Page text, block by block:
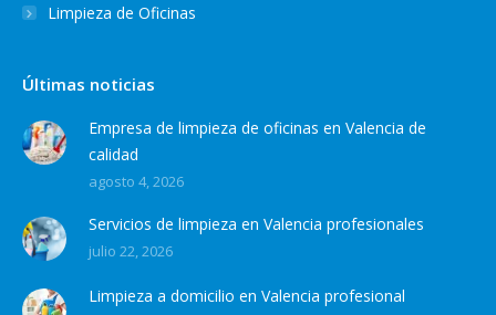
Limpieza de Oficinas
Últimas noticias
Empresa de limpieza de oficinas en Valencia de
calidad
agosto 4, 2026
Servicios de limpieza en Valencia profesionales
julio 22, 2026
Limpieza a domicilio en Valencia profesional